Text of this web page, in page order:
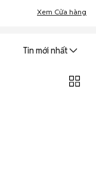
Xem Cửa hàng
Tin mới nhất